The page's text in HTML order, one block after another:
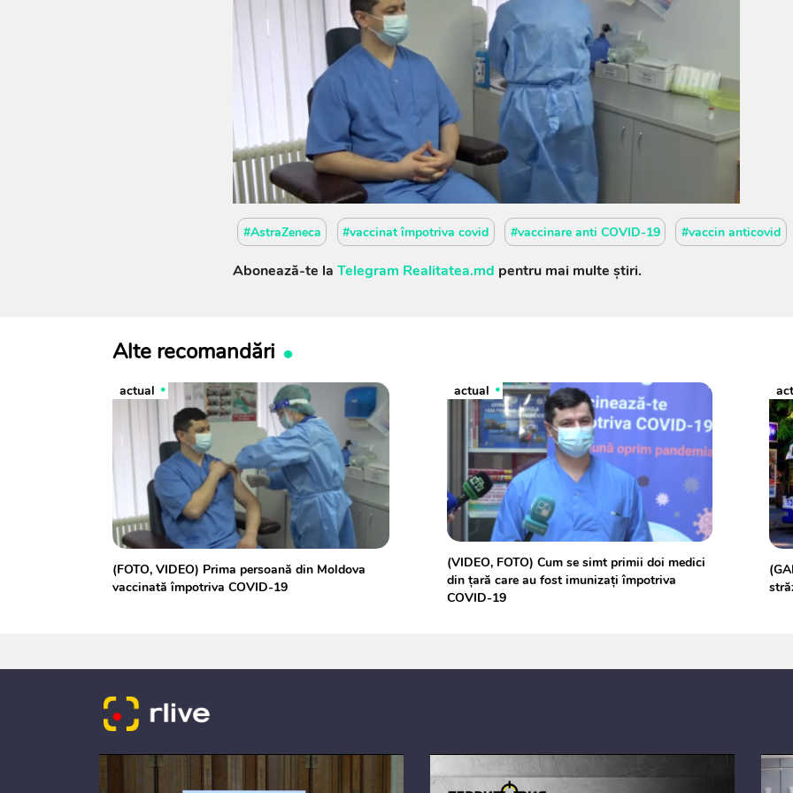
#AstraZeneca #vaccinat împotriva covid #vaccinare anti COVID-19 #vaccin anticovid
Abonează-te la Telegram Realitatea.md pentru mai multe știri.
Alte recomandări
actual
(FOTO, VIDEO) Prima persoană din Moldova
vaccinată împotriva COVID-19
actual
(VIDEO, FOTO) Cum se simt primii doi medici
din țară care au fost imunizați împotriva
COVID-19